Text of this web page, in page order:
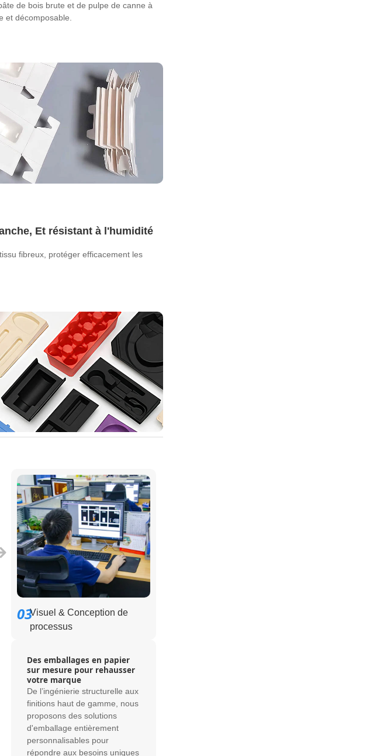
de bois brute et de pulpe de canne à
et décomposable.
Et résistant à l'humidité
fibreux, protéger efficacement les
03Visuel & Conception de
processus
Des emballages en papier
sur mesure pour rehausser
votre marque
De l’ingénierie structurelle aux
finitions haut de gamme, nous
proposons des solutions
d'emballage entièrement
personnalisables pour
répondre aux besoins uniques